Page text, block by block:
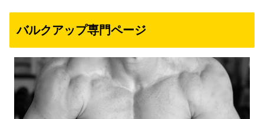
バルクアップ専門ページ